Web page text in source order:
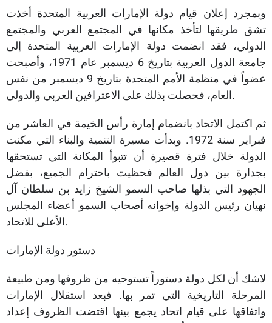
وبمجرد إعلان قيام دولة الإمارات العربية المتحدة أخذت
تشق طريقها لتأخذ مكانها في المجتمع العربي والمجتمع
الدولي، فقد انضمت دولة الإمارات العربية المتحدة إلى
جامعة الدول العربية بتاريخ 6 ديسمبر عام 1971، وأصبحت
عضواً في منظمة الأمم المتحدة بتاريخ 9 ديسمبر من نفس
العام، فحصلت بذلك على الاعترافين العربي والدولي.
ثم اكتمل الاتحاد بانضمام إمارة رأس الخيمة في العاشر من
فبراير سنة 1972. وبدأت مسيرة التنمية والبناء التي مكنت
الدولة خلال فترة قصيرة أن تتبوأ المكانة التي تستحقها
بجدارة بين دول العالم فحظيت باحترام الجميع، بفضل
الجهود التي بذلها صاحب السمو الشيخ زايد بن سلطان آل
نهيان رئيس الدولة وإخوانه أصحاب السمو أعضاء المجلس
الأعلى للاتحاد.
دستور دولة الإمارات
لاشك أن لكل دولة دستوراً تستوحيه من ظروفها ومن طبيعة
المرحلة التاريخية التي تمر بها. فبعد استقلال الإمارات
واتفاقها على قيام اتحاد يجمع بينها اقتضت الظروف إعداد